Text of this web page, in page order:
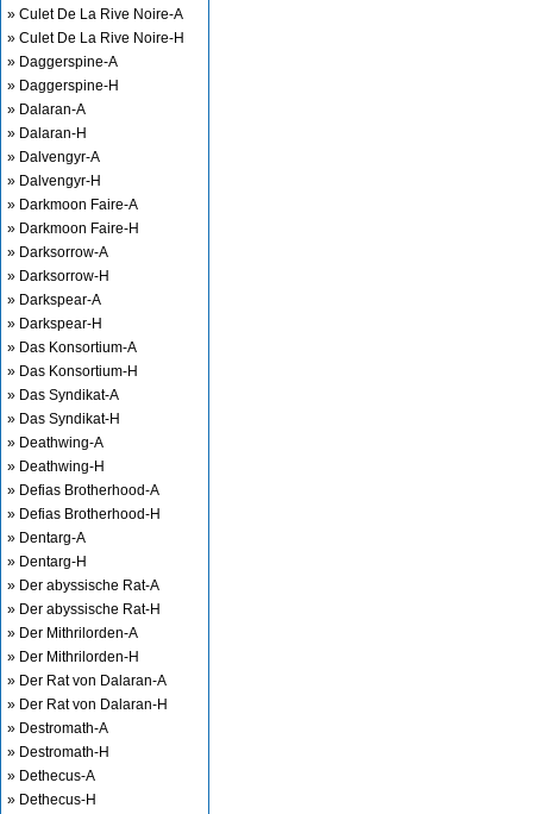
» Culet De La Rive Noire-A
» Culet De La Rive Noire-H
» Daggerspine-A
» Daggerspine-H
» Dalaran-A
» Dalaran-H
» Dalvengyr-A
» Dalvengyr-H
» Darkmoon Faire-A
» Darkmoon Faire-H
» Darksorrow-A
» Darksorrow-H
» Darkspear-A
» Darkspear-H
» Das Konsortium-A
» Das Konsortium-H
» Das Syndikat-A
» Das Syndikat-H
» Deathwing-A
» Deathwing-H
» Defias Brotherhood-A
» Defias Brotherhood-H
» Dentarg-A
» Dentarg-H
» Der abyssische Rat-A
» Der abyssische Rat-H
» Der Mithrilorden-A
» Der Mithrilorden-H
» Der Rat von Dalaran-A
» Der Rat von Dalaran-H
» Destromath-A
» Destromath-H
» Dethecus-A
» Dethecus-H